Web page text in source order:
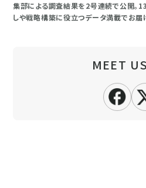
集部による調査結果を2号連続で公開。
しや戦略構築に役立つデータ満載でお届
MEET